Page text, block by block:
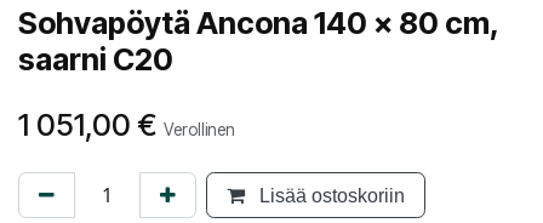
Sohvapöytä Ancona 140 x 80 cm,
saarni C20
1 051,00 € Verollinen
Lisää ostoskoriin